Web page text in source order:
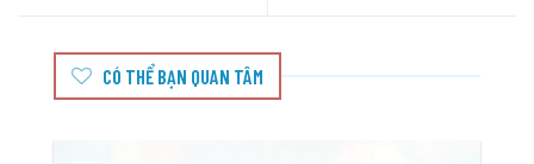
CÓ THỂ BẠN QUAN TÂM